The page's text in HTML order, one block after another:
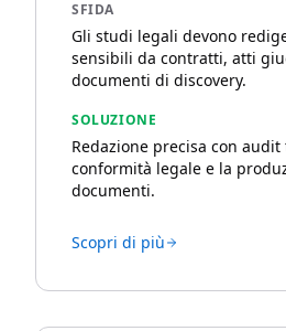
SFIDA
Gli studi legali devono
sensibili da contratti, atti
documenti di discovery.
SOLUZIONE
Redazione precisa con
conformità legale e la
documenti.
Scopri di più